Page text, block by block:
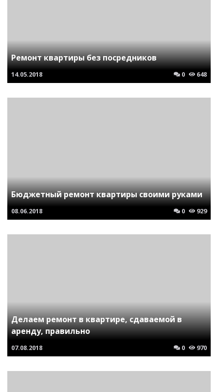
Ремонт квартиры без посредников
14.05.2018 0 648
Бюджетный ремонт квартиры своими руками
08.06.2018 0 929
Делаем ремонт в квартире, сдаваемой в
аренду, правильно
07.08.2018 0 970